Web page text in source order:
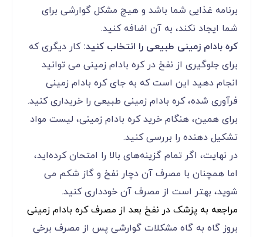
برنامه غذایی شما باشد و هیچ مشکل گوارشی برای
شما ایجاد نکند، به آن اضافه کنید.
کره بادام زمینی طبیعی را انتخاب کنید:کار دیگری که
برای جلوگیری از نفخ در کره بادام زمینی می توانید
انجام دهید این است که به جای کره بادام زمینی
فرآوری شده، کره بادام زمینی طبیعی را خریداری کنید.
برای همین، هنگام خرید کره بادام زمینی، لیست مواد
تشکیل دهنده را بررسی کنید.
در نهایت، اگر تمام گزینه‌های بالا را امتحان کرده‌اید،
اما همچنان با مصرف آن دچار نفخ و گاز شکم می
شوید، بهتر است از مصرف آن خودداری کنید.
مراجعه به پزشک در نفخ بعد از مصرف کره بادام زمینی
بروز گاه به گاه مشکلات گوارشی پس از مصرف برخی